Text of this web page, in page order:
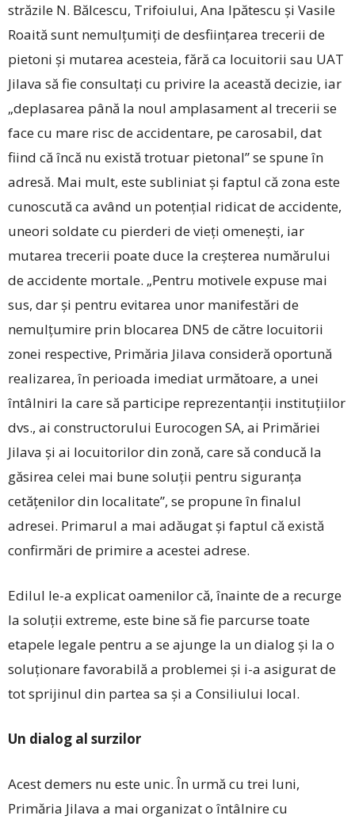
străzile N. Bălcescu, Trifoiului, Ana Ipătescu și Vasile
Roaită sunt nemulțumiți de desființarea trecerii de
pietoni și mutarea acesteia, fără ca locuitorii sau UAT
Jilava să fie consultați cu privire la această decizie, iar
„deplasarea până la noul amplasament al trecerii se
face cu mare risc de accidentare, pe carosabil, dat
fiind că încă nu există trotuar pietonal” se spune în
adresă. Mai mult, este subliniat și faptul că zona este
cunoscută ca având un potențial ridicat de accidente,
uneori soldate cu pierderi de vieți omenești, iar
mutarea trecerii poate duce la creșterea numărului
de accidente mortale. „Pentru motivele expuse mai
sus, dar și pentru evitarea unor manifestări de
nemulțumire prin blocarea DN5 de către locuitorii
zonei respective, Primăria Jilava consideră oportună
realizarea, în perioada imediat următoare, a unei
întâlniri la care să participe reprezentanții instituțiilor
dvs., ai constructorului Eurocogen SA, ai Primăriei
Jilava și ai locuitorilor din zonă, care să conducă la
găsirea celei mai bune soluții pentru siguranța
cetățenilor din localitate”, se propune în finalul
adresei. Primarul a mai adăugat și faptul că există
confirmări de primire a acestei adrese.
Edilul le-a explicat oamenilor că, înainte de a recurge
la soluții extreme, este bine să fie parcurse toate
etapele legale pentru a se ajunge la un dialog și la o
soluționare favorabilă a problemei și i-a asigurat de
tot sprijinul din partea sa și a Consiliului local.
Un dialog al surzilor
Acest demers nu este unic. În urmă cu trei luni,
Primăria Jilava a mai organizat o întâlnire cu